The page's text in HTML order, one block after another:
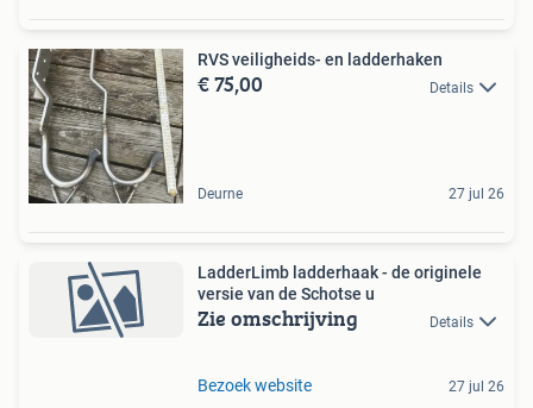
RVS veiligheids- en ladderhaken
€ 75,00 Details
Deurne 27 jul 26
LadderLimb ladderhaak - de originele
versie van de Schotse u
Zie omschrijving Details
Bezoek website 27 jul 26